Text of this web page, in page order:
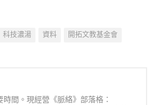
科技濃湯 資料 開拓文教基金會
時間。現經營《脈絡》部落格：